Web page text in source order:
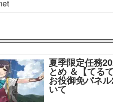
夏季限定任務
とめ ＆【てる
お役御免パネ
いて